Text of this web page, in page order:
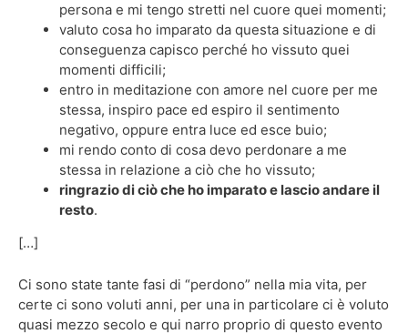
persona e mi tengo stretti nel cuore quei momenti;
valuto cosa ho imparato da questa situazione e di
conseguenza capisco perché ho vissuto quei
momenti difficili;
entro in meditazione con amore nel cuore per me
stessa, inspiro pace ed espiro il sentimento
negativo, oppure entra luce ed esce buio;
mi rendo conto di cosa devo perdonare a me
stessa in relazione a ciò che ho vissuto;
ringrazio di ciò che ho imparato e lascio andare il
resto.
[…]
Ci sono state tante fasi di “perdono” nella mia vita, per
certe ci sono voluti anni, per una in particolare ci è voluto
quasi mezzo secolo e qui narro proprio di questo evento